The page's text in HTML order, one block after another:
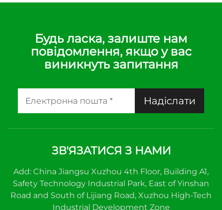
Будь ласка, залиште нам
повідомлення, якщо у вас
виникнуть запитання
Надіслати
ЗВ'ЯЗАТИСЯ З НАМИ
Add: China Jiangsu Xuzhou 4th Floor, Building A1,
Safety Technology Industrial Park, East of Yinshan
Road and South of Lijiang Road, Xuzhou High-Tech
Industrial Development Zone